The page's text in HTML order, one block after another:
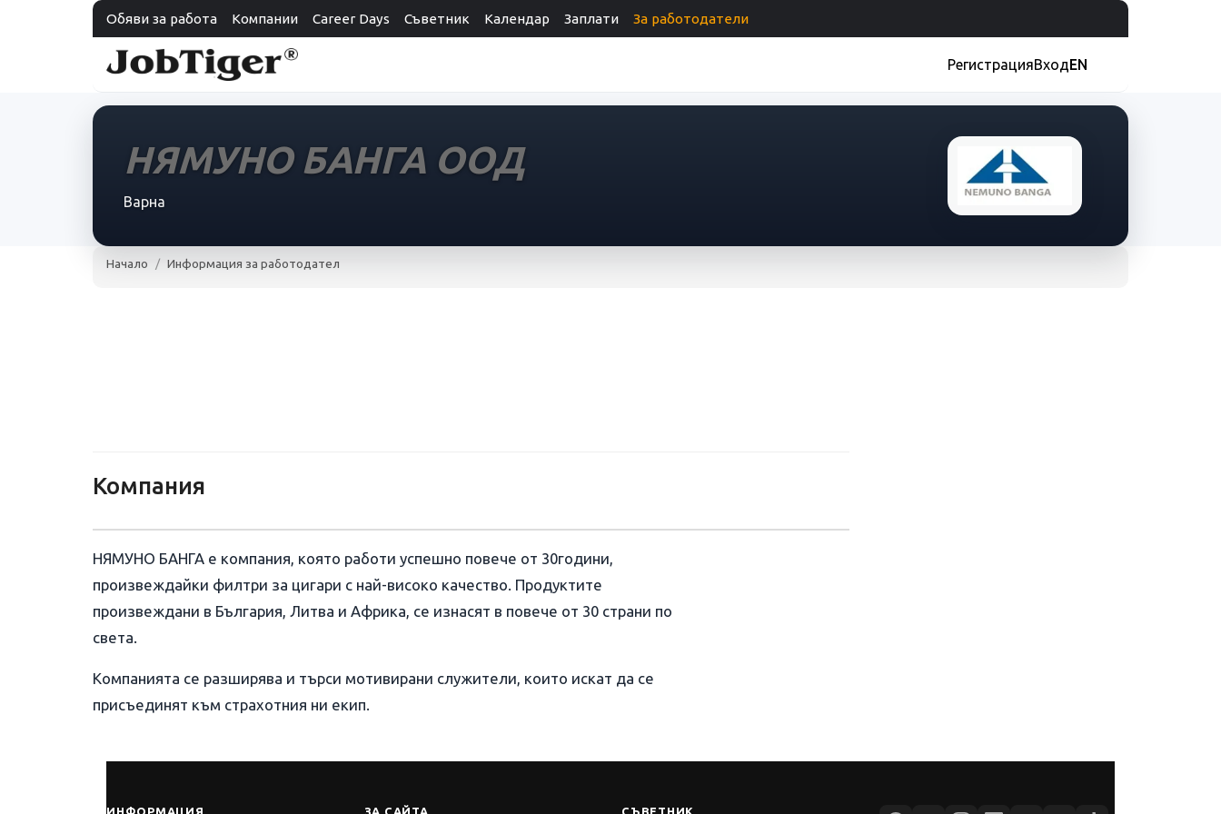
Обяви за работа Компании Career Days Съветник Календар Заплати За работодатели
РегистрацияВходEN
НЯМУНО БАНГА ООД
Варна
Начало Информация за работодател
Компания
НЯМУНО БАНГА е компания, която работи успешно повече от 30години,
произвеждайки филтри за цигари с най-високо качество. Продуктите
произвеждани в България, Литва и Африка, се изнасят в повече от 30 страни по
света.
Компанията се разширява и търси мотивирани служители, които искат да се
присъединят към страхотния ни екип.
ИНФОРМАЦИЯ ЗА САЙТА СЪВЕТНИК